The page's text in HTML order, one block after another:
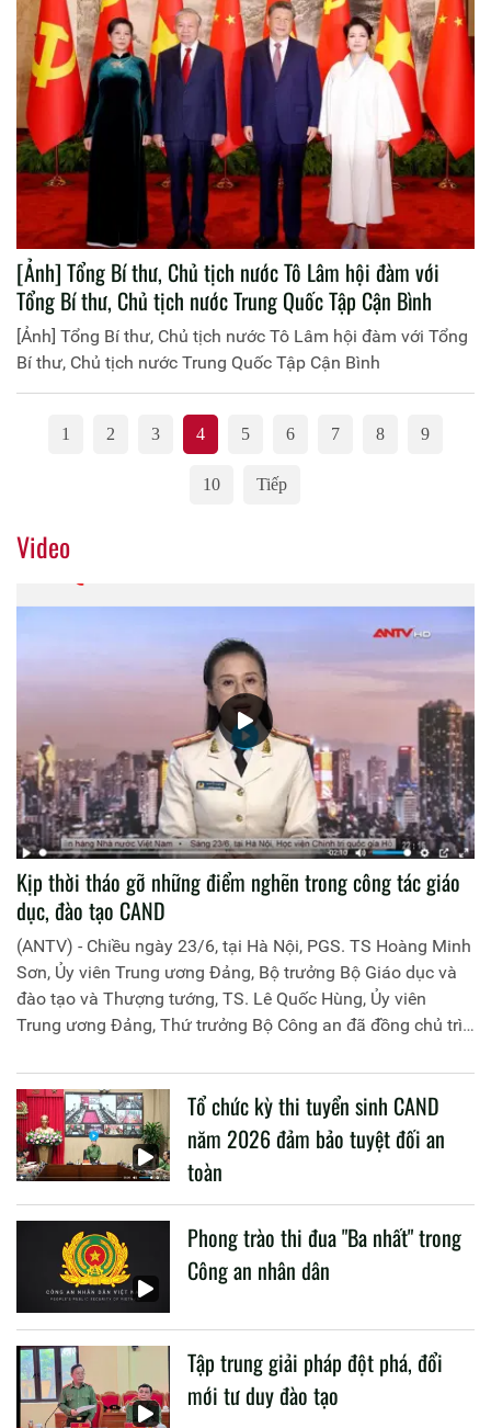
[Ảnh] Tổng Bí thư, Chủ tịch nước Tô Lâm hội đàm với
Tổng Bí thư, Chủ tịch nước Trung Quốc Tập Cận Bình
[Ảnh] Tổng Bí thư, Chủ tịch nước Tô Lâm hội đàm với Tổng
Bí thư, Chủ tịch nước Trung Quốc Tập Cận Bình
1 2 3 4 5 6 7 8 9
10 Tiếp
Video
Kịp thời tháo gỡ những điểm nghẽn trong công tác giáo
dục, đào tạo CAND
(ANTV) - Chiều ngày 23/6, tại Hà Nội, PGS. TS Hoàng Minh
Sơn, Ủy viên Trung ương Đảng, Bộ trưởng Bộ Giáo dục và
đào tạo và Thượng tướng, TS. Lê Quốc Hùng, Ủy viên
Trung ương Đảng, Thứ trưởng Bộ Công an đã đồng chủ trì
liên quan đến công tác giáo dục và đào tạo của lực lượng
CAND.
Tổ chức kỳ thi tuyển sinh CAND
năm 2026 đảm bảo tuyệt đối an
toàn
Phong trào thi đua "Ba nhất" trong
Công an nhân dân
Tập trung giải pháp đột phá, đổi
mới tư duy đào tạo